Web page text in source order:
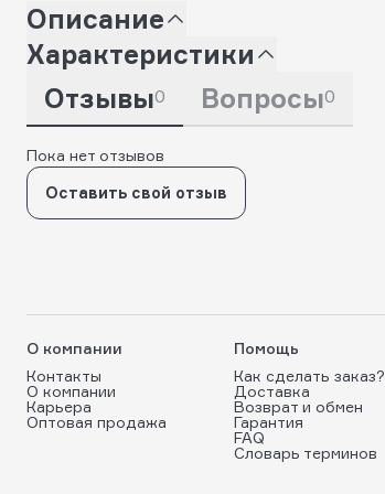
Описание
Характеристики
Отзывы0 Вопросы0
Пока нет отзывов
Оставить свой отзыв
О компании
Контакты
О компании
Карьера
Оптовая продажа
Помощь
Как сделать заказ?
Доставка
Возврат и обмен
Гарантия
FAQ
Словарь терминов